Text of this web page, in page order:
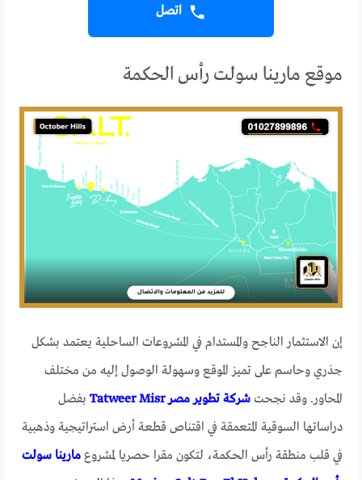
اتصل
موقع مارينا سولت رأس الحكمة
إن الاستثمار الناجح والمستدام في المشروعات الساحلية يعتمد بشكل
جذري وحاسم على تميز الموقع وسهولة الوصول إليه من مختلف
المحاور. وقد نجحتشركة تطوير مصر Tatweer Misr
بفضل
دراساتها السوقية المتعمقة في اقتناص قطعة أرض استراتيجية وذهبية
في قلب منطقة رأس الحكمة، لتكون مقرا حصريا لمشروعمارينا سولت